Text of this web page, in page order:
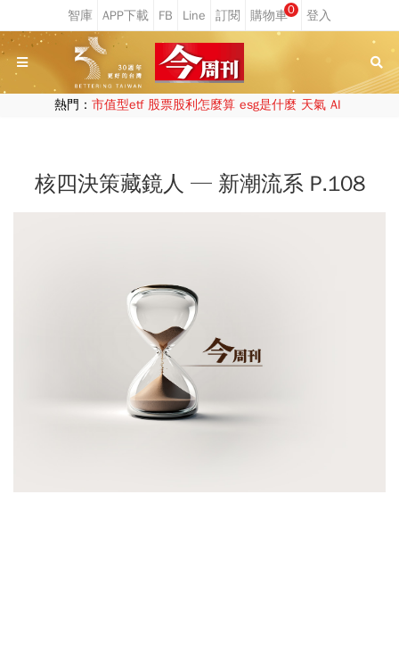
0
熱門： 市值型etf 股票股利怎麼算 esg是什麼 天氣 AI
核四決策藏鏡人 ─ 新潮流系 P.108